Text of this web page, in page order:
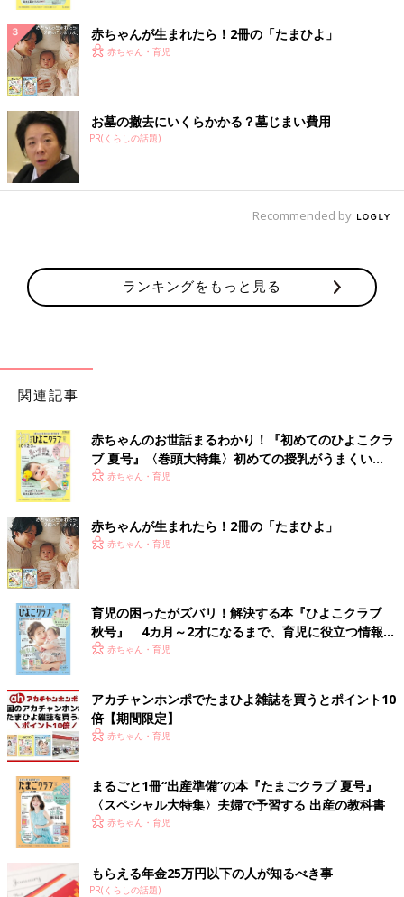
赤ちゃんが生まれたら！2冊の「たまひよ」
赤ちゃん・育児
お墓の撤去にいくらかかる？墓じまい費用
PR(くらしの話題)
Recommended by
ランキングをもっと見る
関連記事
赤ちゃんのお世話まるわかり！『初めてのひよこクラ
ブ 夏号』〈巻頭大特集〉初めての授乳がうまくい
く！ おっぱい・ミルクの基本と夏のトラブル 解決テ
赤ちゃん・育児
赤ちゃんが生まれたら！2冊の「たまひよ」
赤ちゃん・育児
育児の困ったがズバリ！解決する本『ひよこクラブ
秋号』 4カ月～2才になるまで、育児に役立つ情報が
いっぱい！
赤ちゃん・育児
アカチャンホンポでたまひよ雑誌を買うとポイント10
倍【期間限定】
赤ちゃん・育児
まるごと1冊“出産準備”の本『たまごクラブ 夏号』
〈スペシャル大特集〉夫婦で予習する 出産の教科書
赤ちゃん・育児
もらえる年金25万円以下の人が知るべき事
PR(くらしの話題)